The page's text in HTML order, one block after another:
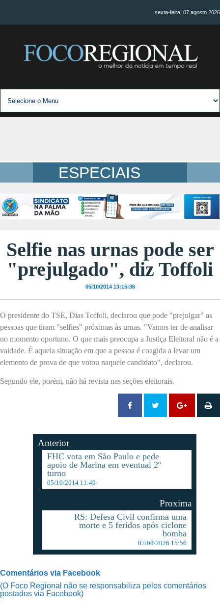
sexta-feira, 07 agosto 2026
ESPECIAIS
Selfie nas urnas pode ser
"prejulgado", diz Toffoli
05/10/2014 13:15:36
O presidente do TSE, Dias Toffoli, declarou que pode "prejulgar" as
pessoas que tiram "selfies" próximas às urnas. "Vamos ter de analisar
no momento oportuno. O que mais preocupa a Justiça Eleitoral não é a
vaidade. É aquela situação em que a pessoa é coagida a levar um
elemento de prova de que votou naquele candidato", declarou.
Segundo ele, porém, não há revista nas seções eleitorais.
Anterior
FHC vota em São Paulo e pede
apoio de Marina em eventual 2º
turno
05/10/2014 11:49
Proxima
RS: Defesa Civil confirma uma
morte e 5 feridos após ciclone
bomba
07/08/2026 15:56
Comentários via Facebook
(O Foco Regional não se responsabiliza pelos comentários
postados via Facebook)